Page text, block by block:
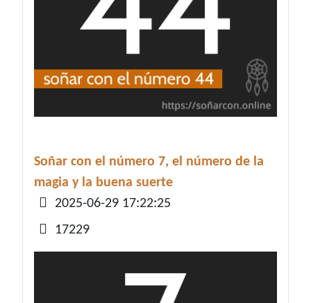
Soñar con el número 7, el número de la
magia y la buena suerte
Detalles
2025-06-29 17:22:25
17229